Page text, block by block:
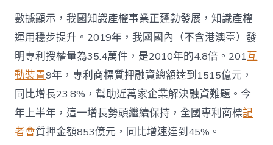
國
發
展
08
靠
設
計
佈
置
門
戶
數據顯示，我國知識產權事業正蓬勃發展，知識產權
運用穩步提升。2019年，我國國內（不含港澳臺）發
明專利授權量為35.4萬件，是2010年的4.8倍。201互
動裝置9年，專利商標質押融資總額達到1515億元，
同比增長23.8%，幫助近萬家企業解決融資難題。今
年上半年，這一增長勢頭繼續保持，全國專利商標記
者會質押金額853億元，同比增速達到45%。